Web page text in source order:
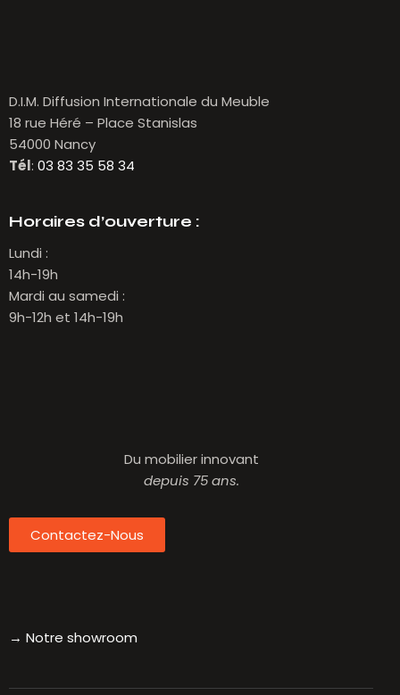
D.I.M. Diffusion Internationale du Meuble
18 rue Héré – Place Stanislas
54000 Nancy
Tél: 03 83 35 58 34
Horaires d’ouverture :
Lundi :
14h-19h
Mardi au samedi :
9h-12h et 14h-19h
Du mobilier innovant
depuis 75 ans.
Contactez-Nous
→ Notre showroom